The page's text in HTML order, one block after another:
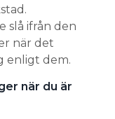
slå ifrån den
när det
enligt dem.
när du är